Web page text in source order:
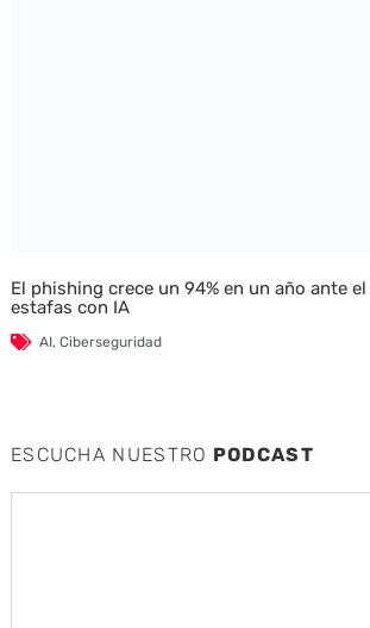
El phishing crece un 94% en un año ante
estafas con IA
AI, Ciberseguridad
ESCUCHA NUESTRO PODCAST